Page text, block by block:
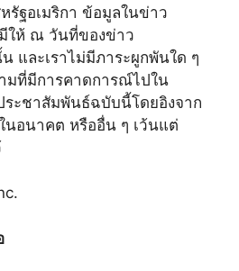
รัฐอเมริกา ข้อมูลในข่าว
ให้ ณ วันที่ของข่าว
และเราไม่มีภาระผูกพันใด ๆ
มที่มีการคาดการณ์ไปใน
ะชาสัมพันธ์ฉบับนี้โดยอิงจาก
อนาคต หรืออื่น ๆ เว้นแต่